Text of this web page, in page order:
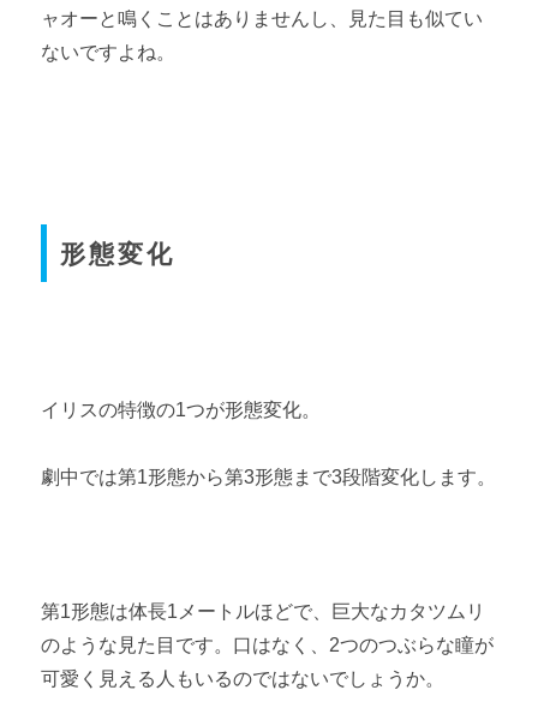
ャオーと鳴くことはありませんし、見た目も似てい
ないですよね。
形態変化
イリスの特徴の1つが形態変化。
劇中では第1形態から第3形態まで3段階変化します。
第1形態は体長1メートルほどで、巨大なカタツムリ
のような見た目です。口はなく、2つのつぶらな瞳が
可愛く見える人もいるのではないでしょうか。